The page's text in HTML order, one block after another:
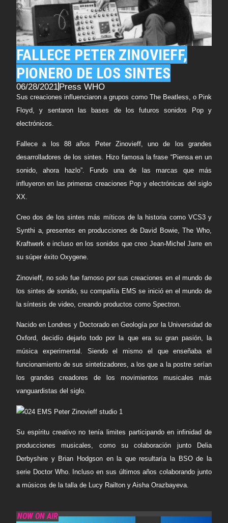
FALLECE PETER ZINOVIEFF,
PIONERO DE LOS SINTES
06/28/2021Press WHO
Sus creaciones influenciaron a grupos como The Beatless, o Pink
Floyd, y sentaron las bases de los futuros sonidos Pop y
electrónicos.
Fallece a los 88 años Peter Zinovieff, uno de los grandes
desarrolladores de los sintes. Hizo famosa la frase “Piensa en un
sonido, ahora hazlo”. Fundo una de las marcas que más
influyeron en las primeras creaciones Pop y electrónicas del siglo
XX.
Creo dos de los sintes más míticos de la historia como VCS3 y
Synthi a, presentes en producciones de David Bowie, The Who,
Kraftwerk e incluso en los sonidos que creo Jean-Michel Jarre en
su súper éxito Oxygene.
Zinovieff, no solo fue famoso por sus creaciones en el mundo de
los sintes de sonido, su compañía EMS se inició en el mundo de
la síntesis de video, creando productos como Spectron.
Nacido en Londres y Doctorado en Geología por la Universidad de
Oxford, decidío dejarlo todo por la que era su gran pasión, la
música experimental. Siendo el mismo el que enseñaba el
funcionamiento de sus sintetizadores, a los que a la postre serían
los grandes creadores de los movimientos musicales más
vanguardistas del siglo.
Su espíritu creativo no tenía limites participando en infinidad de
producciones musicales, como su colaboración junto Delia
Derbyshire y Brian Hodgson en la que resultaría la BSO de la
serie Doctor Who. Incluso en sus últimos años colaborando junto
a músicos de la talla de Lucy Railton y Aisha Orazbayeva.
NOW ON AIR